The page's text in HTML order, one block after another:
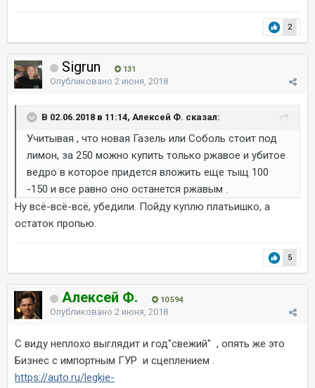
2
Sigrun 131
Опубликовано 2 июня, 2018
В 02.06.2018 в 11:14, Алексей Ф. сказал:
Учитывая , что новая Газель или Соболь стоит под
лимон, за 250 можно купить только ржавое и убитое
ведро в которое придется вложить еще тыщ 100
-150 и все равно оно останется ржавым .
Ну всё-всё-всё, убедили. Пойду куплю платьишко, а
остаток пропью.
5
Алексей Ф. 10 594
Опубликовано 2 июня, 2018
С виду неплохо выглядит и год"свежий" , опять же это
Бизнес с импортным ГУР и сцеплением .
https://auto.ru/legkie-